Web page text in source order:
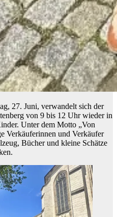
27. Juni, verwandelt sich der
von 9 bis 12 Uhr wieder in
Unter dem Motto „Von
Verkäuferinnen und Verkäufer
Bücher und kleine Schätze